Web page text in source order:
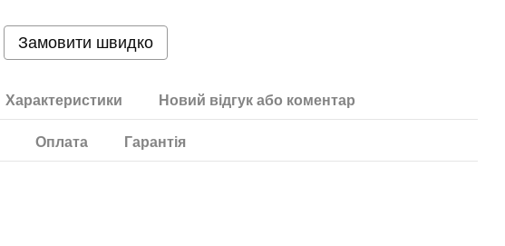
Замовити швидко
Характеристики Новий відгук або коментар
Оплата Гарантія